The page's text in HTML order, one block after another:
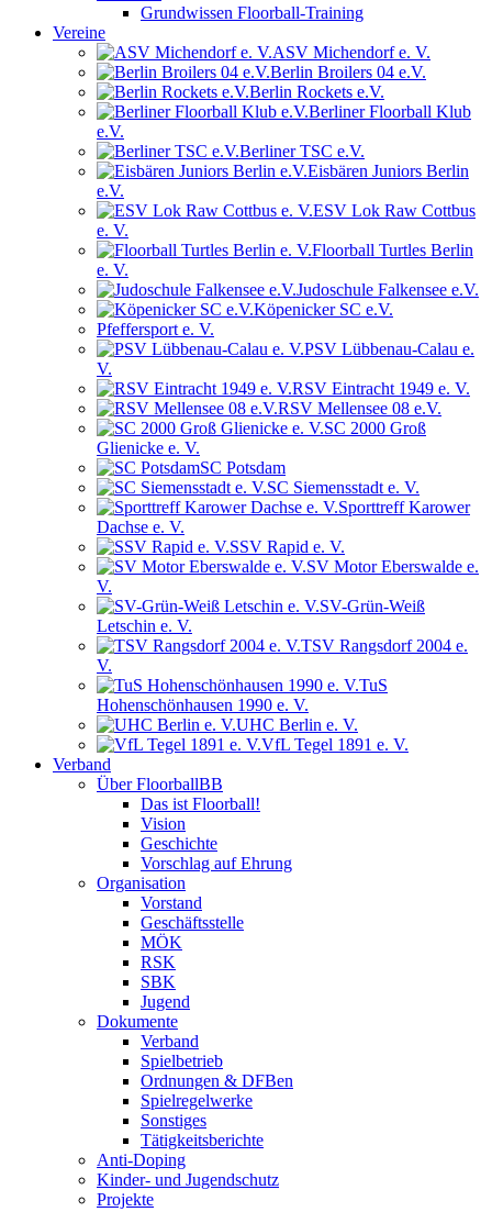
Grundwissen Floorball-Training
Vereine
ASV Michendorf e. V.
Berlin Broilers 04 e.V.
Berlin Rockets e.V.
Berliner Floorball Klub
e.V.
Berliner TSC e.V.
Eisbären Juniors Berlin
e.V.
ESV Lok Raw Cottbus
e. V.
Floorball Turtles Berlin
e. V.
Judoschule Falkensee e.V.
Köpenicker SC e.V.
Pfeffersport e. V.
PSV Lübbenau-Calau e.
V.
RSV Eintracht 1949 e. V.
RSV Mellensee 08 e.V.
SC 2000 Groß
Glienicke e. V.
SC Potsdam
SC Siemensstadt e. V.
Sporttreff Karower
Dachse e. V.
SSV Rapid e. V.
SV Motor Eberswalde e.
V.
SV-Grün-Weiß
Letschin e. V.
TSV Rangsdorf 2004 e.
V.
TuS
Hohenschönhausen 1990 e. V.
UHC Berlin e. V.
VfL Tegel 1891 e. V.
Verband
Über FloorballBB
Das ist Floorball!
Vision
Geschichte
Vorschlag auf Ehrung
Organisation
Vorstand
Geschäftsstelle
MÖK
RSK
SBK
Jugend
Dokumente
Verband
Spielbetrieb
Ordnungen & DFBen
Spielregelwerke
Sonstiges
Tätigkeitsberichte
Anti-Doping
Kinder- und Jugendschutz
Projekte